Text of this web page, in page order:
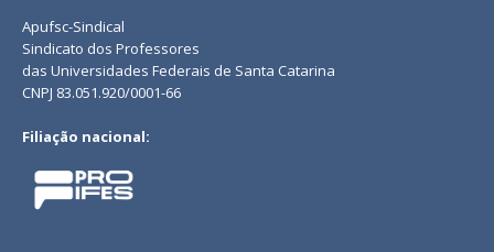
Apufsc-Sindical
Sindicato dos Professores
das Universidades Federais de Santa Catarina
CNPJ 83.051.920/0001-66
Filiação nacional: